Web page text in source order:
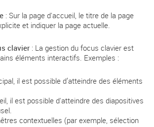
: Sur la page d'accueil, le titre de la page
et indiquer la page actuelle.
clavier : La gestion du focus clavier est
éléments interactifs. Exemples :
il est possible d’atteindre des éléments
il est possible d'atteindre des diapositives
contextuelles (par exemple, sélection